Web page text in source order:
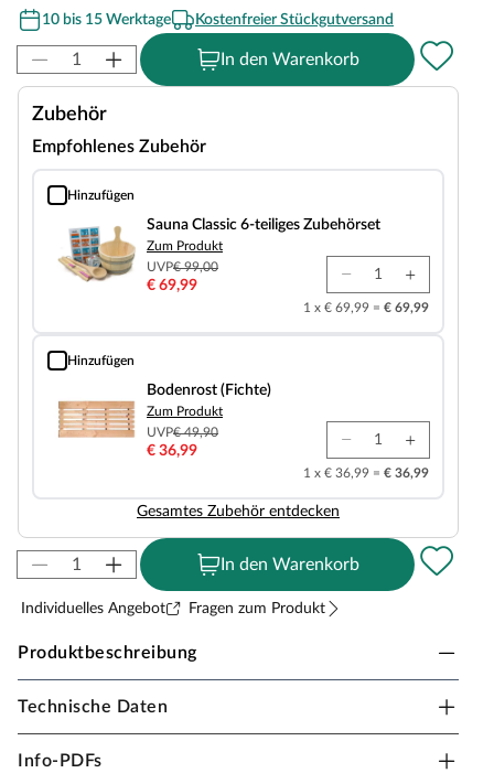
10 bis 15 Werktage
Kostenfreier Stückgutversand
In den Warenkorb
Zubehör
Empfohlenes Zubehör
Hinzufügen
Sauna Classic 6-teiliges Zubehörset
Sauna Classic 6-teiliges Zubehörset
Zum Produkt
UVP€ 99,00
€ 69,99
1 x € 69,99 = € 69,99
Hinzufügen
Bodenrost (Fichte)
Bodenrost (Fichte)
Zum Produkt
UVP€ 49,90
€ 36,99
1 x € 36,99 = € 36,99
Gesamtes Zubehör entdecken
In den Warenkorb
Individuelles Angebot Fragen zum Produkt
Produktbeschreibung
Sicherheitshinweise
Saunafässer, Kotas, Infrarotkabinen, Saunaöfen etc.)
Technische Daten
Info-PDFs